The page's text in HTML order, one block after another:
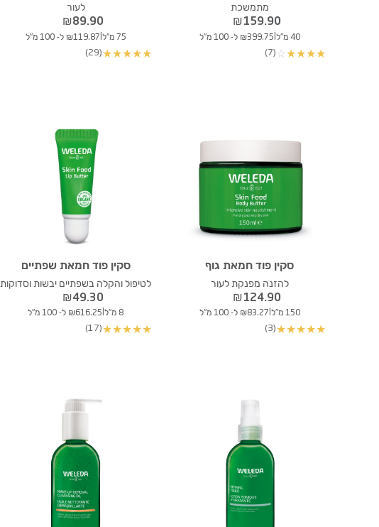
מתמשכת
₪159.90
40 מ"ל ₪399.75 ל- 100 מ"ל
★
★
★
★
☆
(7)
לעור
₪89.90
75 מ"ל ₪119.87 ל- 100 מ"ל
★
★
★
★
★
(29)
סקין פוד חמאת גוף
להזנה מפנקת לעור
₪124.90
150 מ"ל ₪83.27 ל- 100 מ"ל
★
★
★
★
★
(3)
סקין פוד חמאת שפתיים
לטיפול והקלה בשפתיים יבשות וסדוקות
₪49.30
8 מ"ל | ₪616.25 ל- 100 מ"ל
★
★
★
★
★
(17)